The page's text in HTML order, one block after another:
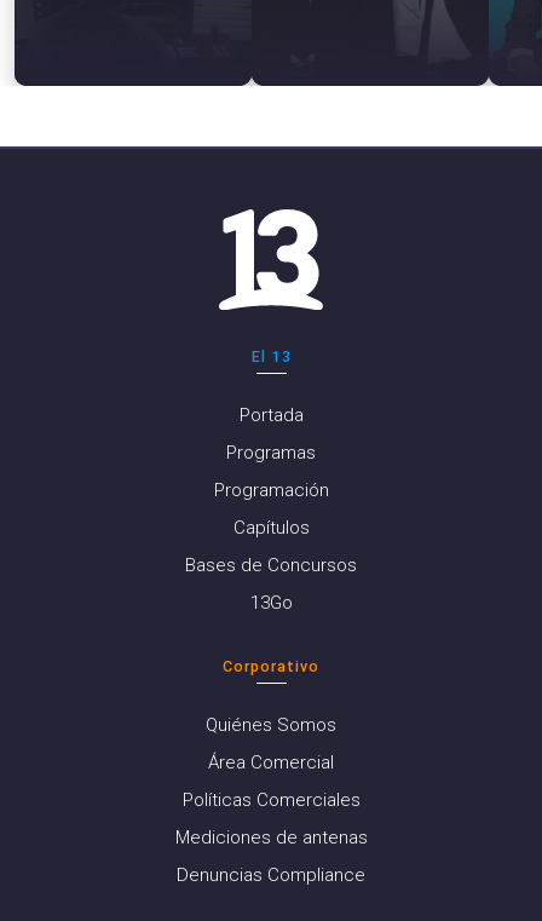
El 13
Portada
Programas
Programación
Capítulos
Bases de Concursos
13Go
Corporativo
Quiénes Somos
Área Comercial
Políticas Comerciales
Mediciones de antenas
Denuncias Compliance